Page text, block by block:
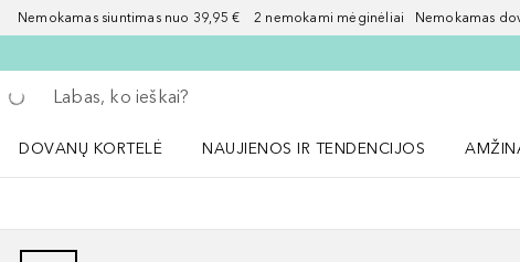
Nemokamas siuntimas nuo 39,95 € 2 nemokami mėginėliai Nemokamas
Grįžk atgal
Vykdykite paiešką
DOVANŲ KORTELĖ
NAUJIENOS IR TENDENCIJOS